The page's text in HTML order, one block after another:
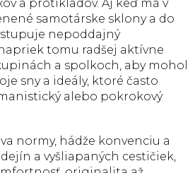
a protikladov. Aj keď má v
samotárske sklony a do
nepoddajný
tomu radšej aktívne
a spolkoch, aby mohol
sny a ideály, ktoré často
alebo pokrokový
normy, hádže konvenciu a
a vyšliapaných cestičiek,